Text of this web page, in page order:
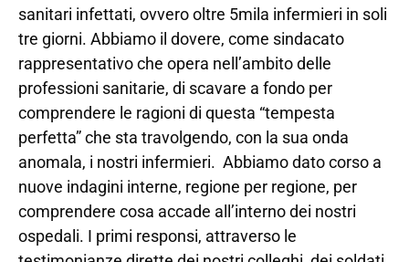
sanitari infettati, ovvero oltre 5mila infermieri in soli
tre giorni. Abbiamo il dovere, come sindacato
rappresentativo che opera nell’ambito delle
professioni sanitarie, di scavare a fondo per
comprendere le ragioni di questa “tempesta
perfetta” che sta travolgendo, con la sua onda
anomala, i nostri infermieri. Abbiamo dato corso a
nuove indagini interne, regione per regione, per
comprendere cosa accade all’interno dei nostri
ospedali. I primi responsi, attraverso le